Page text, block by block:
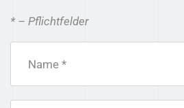
* – Pflichtfelder
Name *